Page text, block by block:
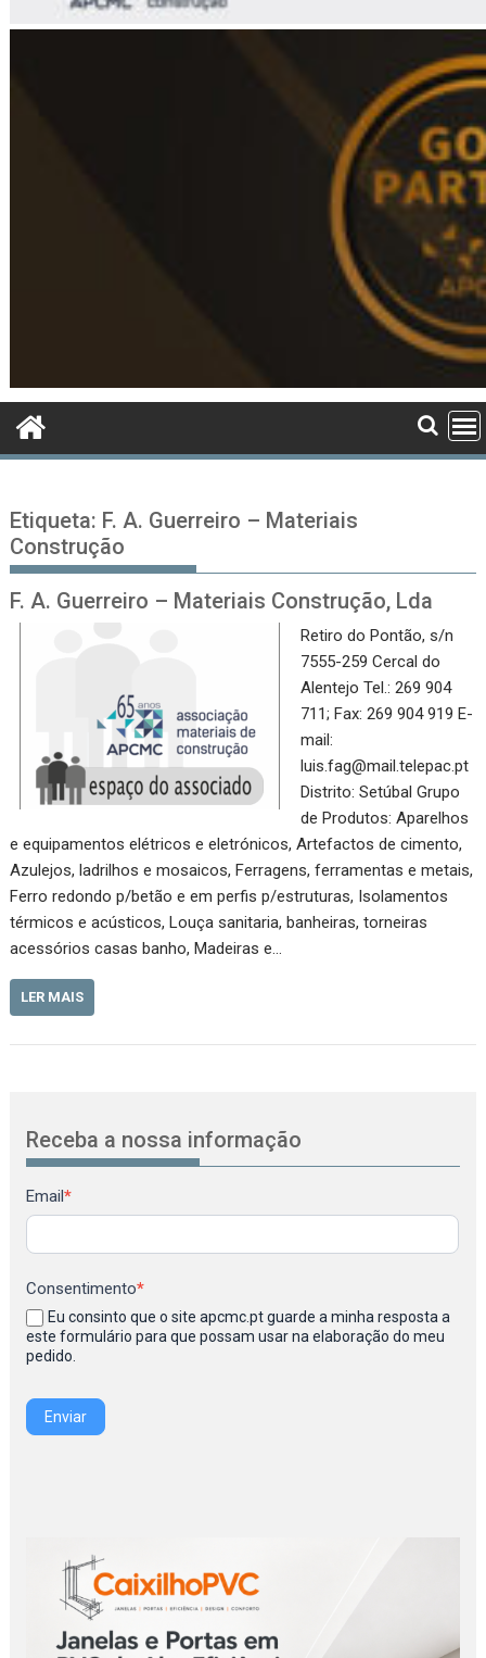
Etiqueta: F. A. Guerreiro – Materiais
Construção
F. A. Guerreiro – Materiais Construção, Lda
Retiro do Pontão, s/n
7555-259 Cercal do
Alentejo Tel.: 269 904
711; Fax: 269 904 919 E-
mail:
luis.fag@mail.telepac.pt
Distrito: Setúbal Grupo
de Produtos: Aparelhos
e equipamentos elétricos e eletrónicos, Artefactos de cimento,
Azulejos, ladrilhos e mosaicos, Ferragens, ferramentas e metais,
Ferro redondo p/betão e em perfis p/estruturas, Isolamentos
térmicos e acústicos, Louça sanitaria, banheiras, torneiras
acessórios casas banho, Madeiras e…
LER MAIS
Receba a nossa informação
Newsletter
Email*
Consentimento*
Eu consinto que o site apcmc.pt guarde a minha resposta a
este formulário para que possam usar na elaboração do meu
pedido.
Enviar